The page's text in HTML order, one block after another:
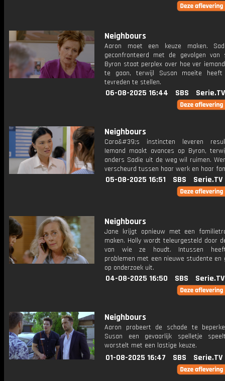
Neighbours
Aaron moet een keuze maken.
geconfronteerd met de gevolgen van
Byron staat perplex over hoe ver
te gaan, terwijl Susan moeite
tevreden te stellen.
06-08-2025 16:44 SBS Serie.TV
Neighbours
Cara&#39;s instincten leveren
Iemand maakt avances op Byron,
anders Sadie uit de weg wil ruimen.
verscheurd tussen haar werk en haar
05-08-2025 16:51 SBS Serie.TV
Neighbours
Jane krijgt opnieuw met een
maken. Holly wordt teleurgesteld door
van wie ze houdt. Intussen
problemen met een nieuwe studente en
op onderzoek uit.
04-08-2025 16:50 SBS Serie.TV
Neighbours
Aaron probeert de schade te
Susan een gevaarlijk spelletje
worstelt met een lastige keuze.
01-08-2025 16:47 SBS Serie.TV